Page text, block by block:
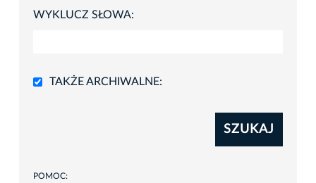
WYKLUCZ SŁOWA:
TAKŻE ARCHIWALNE:
SZUKAJ
POMOC: